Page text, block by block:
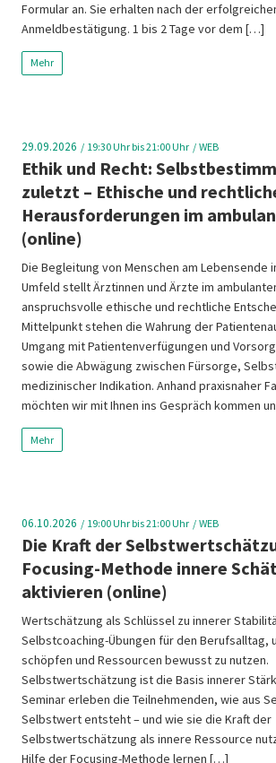
Formular an. Sie erhalten nach der
Anmeldbestätigung. 1 bis 2 Tage vor dem […]
Mehr
29.09.2026 19:30Uhr bis 21:00 Uhr WEB
Ethik und Recht:
zuletzt – Ethische und
Herausforderungen im
(online)
Die Begleitung von Menschen am Lebensende
Umfeld stellt Ärztinnen und Ärzte im
anspruchsvolle ethische und rechtliche
Mittelpunkt stehen die Wahrung der
Umgang mit Patientenverfügungen und
sowie die Abwägung zwischen Fürsorge,
medizinischer Indikation. Anhand praxisnaher
möchten wir mit Ihnen ins Gespräch kommen
Mehr
06.10.2026 19:00Uhr bis 21:00 Uhr WEB
Die Kraft der
Focusing-Methode innere
aktivieren (online)
Wertschätzung als Schlüssel zu innerer
Selbstcoaching-Übungen für den Berufsalltag,
schöpfen und Ressourcen bewusst zu nutzen.
Selbstwertschätzung ist die Basis innerer
Seminar erleben die Teilnehmenden, wie aus
Selbstwert entsteht – und wie sie die Kraft der
Selbstwertschätzung als innere Ressource
Hilfe der Focusing-Methode lernen […]